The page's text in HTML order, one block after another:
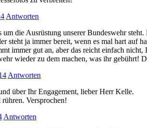
Antworten
um die Ausrüstung unserer Bundeswehr
steht ja immer bereit, wenn es mal hart auf
immer gut an, aber das reicht einfach
wieder zu dem machen, was ihr
Antworten
über Ihr Engagement, lieber Herr Kelle.
Versprochen!
Antworten